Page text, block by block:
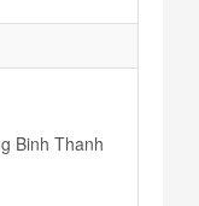
Binh Thanh